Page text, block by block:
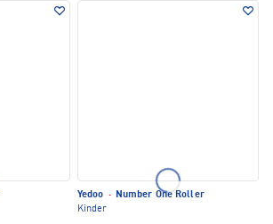
Yedoo · Number One Roller
Kinder